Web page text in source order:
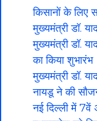
किसानों के लिए
मुख्यमंत्री डॉ.
मुख्यमंत्री डॉ.
का किया शुभारंभ
मुख्यमंत्री डॉ.
नायडू ने की
नई दिल्ली में 7वें